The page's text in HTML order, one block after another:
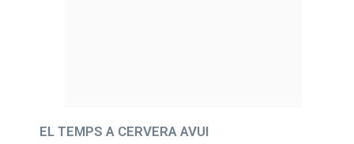
EL TEMPS A CERVERA AVUI